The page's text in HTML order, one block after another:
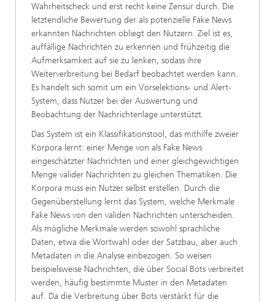
Wahrheitscheck und erst recht keine Zensur durch. Die
letztendliche Bewertung der als potenzielle Fake News
erkannten Nachrichten obliegt den Nutzern. Ziel ist es,
auffällige Nachrichten zu erkennen und frühzeitig die
Aufmerksamkeit auf sie zu lenken, sodass ihre
Weiterverbreitung bei Bedarf beobachtet werden kann.
Es handelt sich somit um ein Vorselektions- und Alert-
System, dass Nutzer bei der Auswertung und
Beobachtung der Nachrichtenlage unterstützt.
Das System ist ein Klassifikationstool, das mithilfe zweier
Korpora lernt: einer Menge von als Fake News
eingeschätzter Nachrichten und einer gleichgewichtigen
Menge valider Nachrichten zu gleichen Thematiken. Die
Korpora muss ein Nutzer selbst erstellen. Durch die
Gegenüberstellung lernt das System, welche Merkmale
Fake News von den validen Nachrichten unterscheiden.
Als mögliche Merkmale werden sowohl sprachliche
Daten, etwa die Wortwahl oder der Satzbau, aber auch
Metadaten in die Analyse einbezogen. So weisen
beispielsweise Nachrichten, die über Social Bots verbreitet
werden, häufig bestimmte Muster in den Metadaten
auf. Da die Verbreitung über Bots verstärkt für die